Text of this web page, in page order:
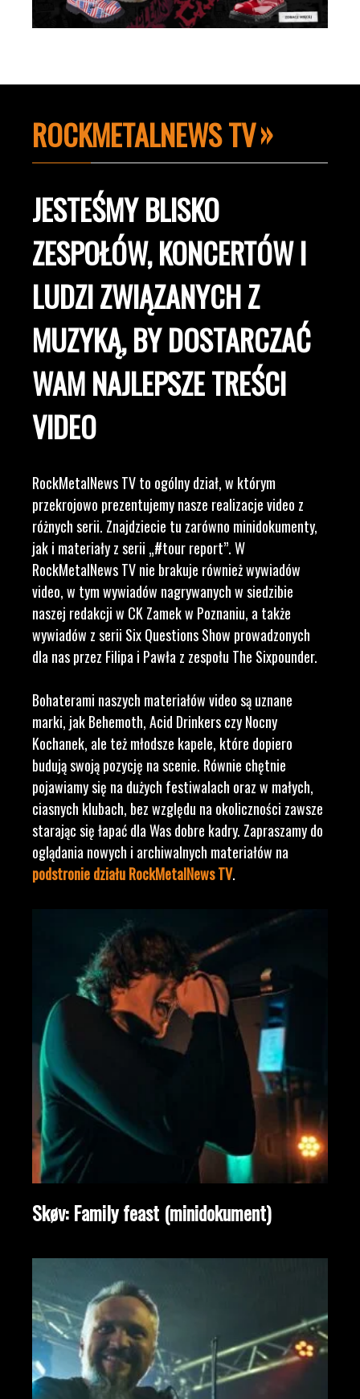
ROCKMETALNEWS TV
JESTEŚMY BLISKO
ZESPOŁÓW, KONCERTÓW I
LUDZI ZWIĄZANYCH Z
MUZYKĄ, BY DOSTARCZAĆ
WAM NAJLEPSZE TREŚCI
VIDEO
RockMetalNews TV to ogólny dział, w którym
przekrojowo prezentujemy nasze realizacje video z
różnych serii. Znajdziecie tu zarówno minidokumenty,
jak i materiały z serii „#tour report”. W
RockMetalNews TV nie brakuje również wywiadów
video, w tym wywiadów nagrywanych w siedzibie
naszej redakcji w CK Zamek w Poznaniu, a także
wywiadów z serii Six Questions Show prowadzonych
dla nas przez Filipa i Pawła z zespołu The Sixpounder.
Bohaterami naszych materiałów video są uznane
marki, jak Behemoth, Acid Drinkers czy Nocny
Kochanek, ale też młodsze kapele, które dopiero
budują swoją pozycję na scenie. Równie chętnie
pojawiamy się na dużych festiwalach oraz w małych,
ciasnych klubach, bez względu na okoliczności zawsze
starając się łapać dla Was dobre kadry. Zapraszamy do
oglądania nowych i archiwalnych materiałów na
podstronie działu RockMetalNews TV.
Skøv: Family feast (minidokument)